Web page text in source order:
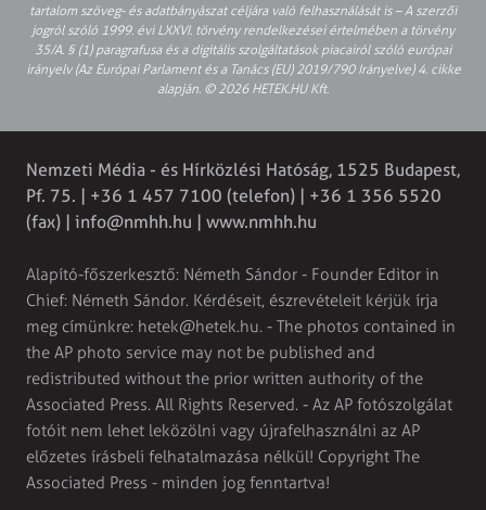
tartalom szöveg- és adatbányászat céljára való felhasználását is – A szerzői
jogról szóló 1999. évi LXXVI. törvény rendelkezései értelmében a törvény
35/A. § (1) paragrafusa és a digitális szolgáltatások piacairól szóló európai
irányelv (Az Európai Parlament és a Tanács (EU) 2019/790 Irányelve) 4. cikke
alapján. © 2026 HETEK.HU Kft.
Nemzeti Média - és Hírközlési Hatóság, 1525 Budapest,
Pf. 75. | +36 1 457 7100 (telefon) | +36 1 356 5520
(fax) | info@nmhh.hu | www.nmhh.hu
Alapító-főszerkesztő: Németh Sándor - Founder Editor in
Chief: Németh Sándor. Kérdéseit, észrevételeit kérjük írja
meg címünkre: hetek@hetek.hu. - The photos contained in
the AP photo service may not be published and
redistributed without the prior written authority of the
Associated Press. All Rights Reserved. - Az AP fotószolgálat
fotóit nem lehet leközölni vagy újrafelhasználni az AP
előzetes írásbeli felhatalmazása nélkül! Copyright The
Associated Press - minden jog fenntartva!